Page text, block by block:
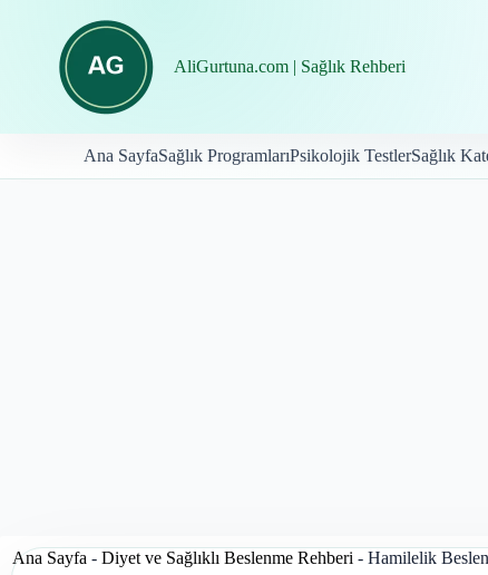
AliGurtuna.com | Sağlık Rehberi
Ana SayfaSağlık ProgramlarıPsikolojik TestlerSağlık
Ana Sayfa - Diyet ve Sağlıklı Beslenme Rehberi - Hamilelik